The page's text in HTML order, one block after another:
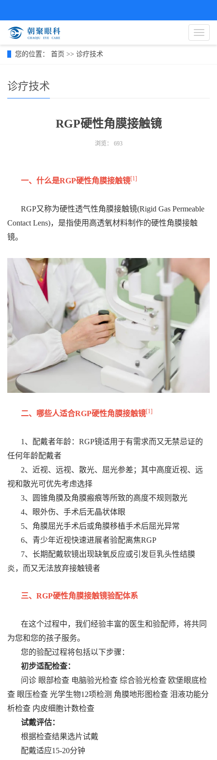
导
航
您的位置： 首页 >> 诊疗技术
诊疗技术
RGP硬性角膜接触镜
浏览： 693
一、什么是RGP硬性角膜接触镜[1]
RGP又称为硬性透气性角膜接触镜(Rigid Gas Permeable
Contact Lens)，是指使用高透氧材料制作的硬性角膜接触
镜。
二、哪些人适合RGP硬性角膜接触镜[1]
1、配戴者年龄：RGP镜适用于有需求而又无禁忌证的
任何年龄配戴者
2、近视、远视、散光、屈光参差；其中高度近视、远
视和散光可优先考虑选择
3、圆锥角膜及角膜瘢痕等所致的高度不规则散光
4、眼外伤、手术后无晶状体眼
5、角膜屈光手术后或角膜移植手术后屈光异常
6、青少年近视快速进展者验配离焦RGP
7、长期配戴软镜出现缺氧反应或引发巨乳头性结膜
炎，而又无法放弃接触镜者
三、RGP硬性角膜接触镜验配体系
在这个过程中，我们经验丰富的医生和验配师，将共同
为您和您的孩子服务。
您的验配过程将包括以下步骤：
初步适配检查：
问诊 眼部检查 电脑验光检查 综合验光检查 欧堡眼底检
查 眼压检查 光学生物12项检测 角膜地形图检查 泪液功能分
析检查 内皮细胞计数检查
试戴评估：
根据检查结果选片试戴
配戴适应15-20分钟